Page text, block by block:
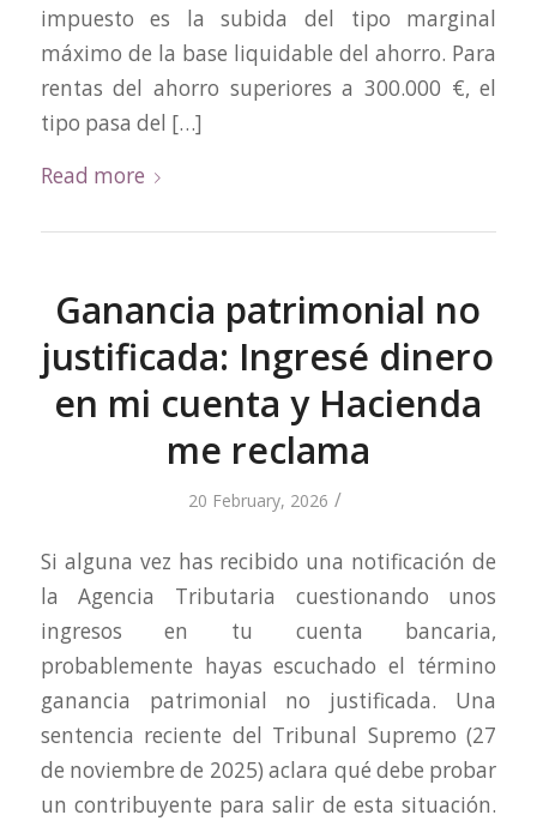
impuesto es la subida del tipo marginal
máximo de la base liquidable del ahorro. Para
rentas del ahorro superiores a 300.000 €, el
tipo pasa del […]
Read more
Ganancia patrimonial no
justificada: Ingresé dinero
en mi cuenta y Hacienda
me reclama
20 February, 2026 /
Si alguna vez has recibido una notificación de
la Agencia Tributaria cuestionando unos
ingresos en tu cuenta bancaria,
probablemente hayas escuchado el término
ganancia patrimonial no justificada. Una
sentencia reciente del Tribunal Supremo (27
de noviembre de 2025) aclara qué debe probar
un contribuyente para salir de esta situación.